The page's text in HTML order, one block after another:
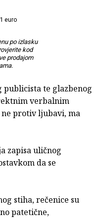
euro
po izlasku
kod
prodajom
publicista te glazbenog
verbalnim
protiv ljubavi, ma
zapisa uličnog
da se
stiha, rečenice su
patetične,